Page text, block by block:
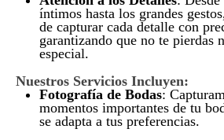
íntimos hasta los grandes
de capturar cada detalle con
garantizando que no te pierdas
especial.
Nuestros Servicios Incluyen:
Fotografía de Bodas:
momentos importantes de tu
se adapta a tus preferencias.